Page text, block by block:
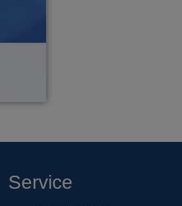
Service